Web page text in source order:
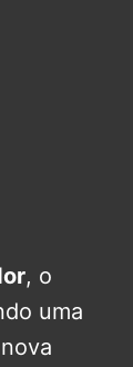
, o
uma